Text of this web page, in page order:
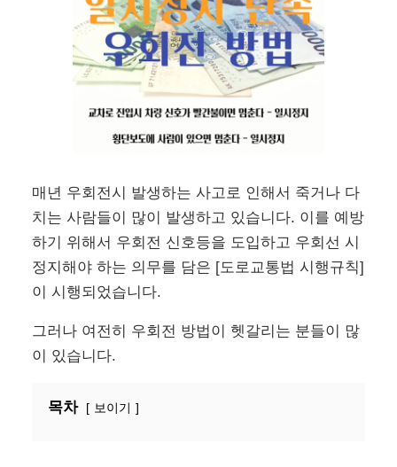
매년 우회전시 발생하는 사고로 인해서 죽거나 다
치는 사람들이 많이 발생하고 있습니다. 이를 예방
하기 위해서 우회전 신호등을 도입하고 우회선 시
정지해야 하는 의무를 담은 [도로교통법 시행규칙]
이 시행되었습니다.
그러나 여전히 우회전 방법이 헷갈리는 분들이 많
이 있습니다.
목차 보이기